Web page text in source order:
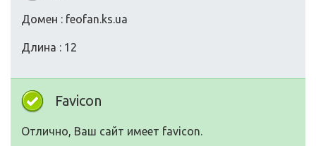
Домен : feofan.ks.ua
Длина : 12
Favicon
Отлично, Ваш сайт имеет favicon.